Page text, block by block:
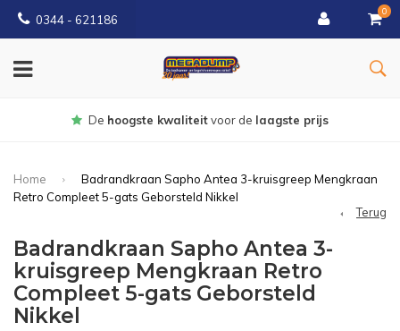
0344 - 621186
0
Gratisbezorgd vanaf € 150
Home
Badrandkraan Sapho Antea 3-kruisgreep Mengkraan
Retro Compleet 5-gats Geborsteld Nikkel
Terug
Badrandkraan Sapho Antea 3-
kruisgreep Mengkraan Retro
Compleet 5-gats Geborsteld
Nikkel